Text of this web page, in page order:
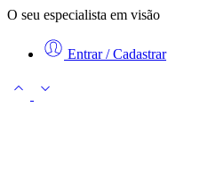
O seu especialista em visão
Entrar / Cadastrar